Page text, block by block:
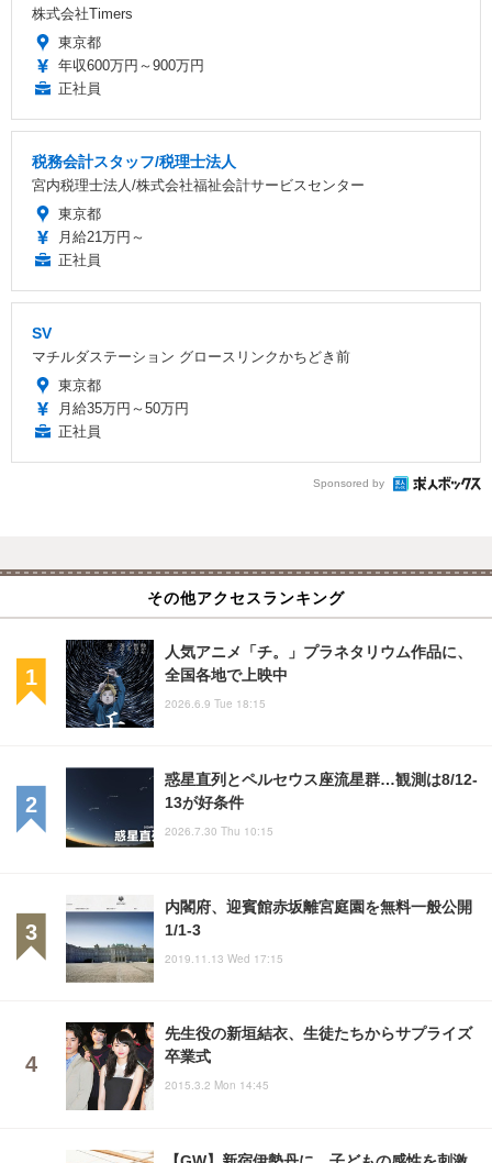
株式会社Timers
東京都
年収600万円～900万円
正社員
税務会計スタッフ/税理士法人
宮内税理士法人/株式会社福祉会計サービスセンター
東京都
月給21万円～
正社員
SV
マチルダステーション グロースリンクかちどき前
東京都
月給35万円～50万円
正社員
Sponsored by
その他アクセスランキング
人気アニメ「チ。」プラネタリウム作品に、
全国各地で上映中
2026.6.9 Tue 18:15
惑星直列とペルセウス座流星群…観測は8/12-
13が好条件
2026.7.30 Thu 10:15
内閣府、迎賓館赤坂離宮庭園を無料一般公開
1/1-3
2019.11.13 Wed 17:15
先生役の新垣結衣、生徒たちからサプライズ
卒業式
2015.3.2 Mon 14:45